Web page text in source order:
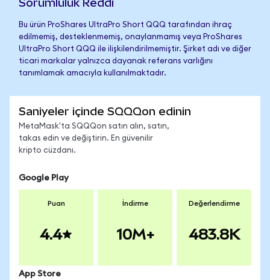
Sorumluluk Reddi
Bu ürün ProShares UltraPro Short QQQ tarafından ihraç
edilmemiş, desteklenmemiş, onaylanmamış veya ProShares
UltraPro Short QQQ ile ilişkilendirilmemiştir. Şirket adı ve diğer
ticari markalar yalnızca dayanak referans varlığını
tanımlamak amacıyla kullanılmaktadır.
Saniyeler içinde SQQQon edinin
MetaMask'ta SQQQon satın alın, satın,
takas edin ve değiştirin. En güvenilir
kripto cüzdanı.
Google Play
Puan
4.4
İndirme
10M+
Değerlendirme
483.8K
App Store